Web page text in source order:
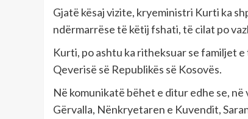
Gjatë kësaj vizite, kryeministri Kurti ka
ndërmarrëse të këtij fshati, të cilat po
Kurti, po ashtu ka ritheksuar se familjet
Qeverisë së Republikës së Kosovës.
Në komunikatë bëhet e ditur edhe se,
Gërvalla, Nënkryetaren e Kuvendit,